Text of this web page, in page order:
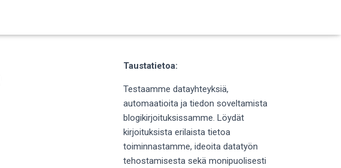
Taustatietoa:
Testaamme datayhteyksiä,
automaatioita ja tiedon soveltamista
blogikirjoituksissamme. Löydät
kirjoituksista erilaista tietoa
toiminnastamme, ideoita datatyön
tehostamisesta sekä monipuolisesti